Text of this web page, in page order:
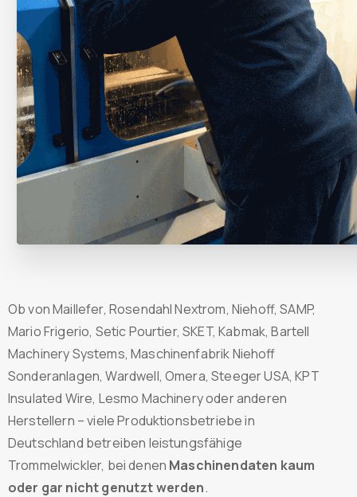
Ob von Maillefer, Rosendahl Nextrom, Niehoff, SAMP,
Mario Frigerio, Setic Pourtier, SKET, Kabmak, Bartell
Machinery Systems, Maschinenfabrik Niehoff
Sonderanlagen, Wardwell, Omera, Steeger USA, KPT
Insulated Wire, Lesmo Machinery oder anderen
Herstellern – viele Produktionsbetriebe in
Deutschland betreiben leistungsfähige
Trommelwickler, bei denen Maschinendaten kaum
oder gar nicht genutzt werden.